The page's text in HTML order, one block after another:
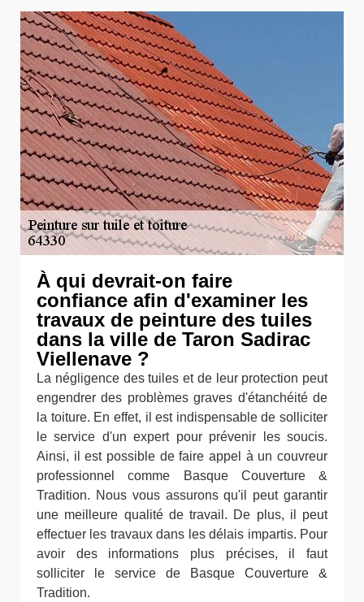
À qui devrait-on faire
confiance afin d'examiner les
travaux de peinture des tuiles
dans la ville de Taron Sadirac
Viellenave ?
La négligence des tuiles et de leur protection peut
engendrer des problèmes graves d'étanchéité de
la toiture. En effet, il est indispensable de solliciter
le service d'un expert pour prévenir les soucis.
Ainsi, il est possible de faire appel à un couvreur
professionnel comme Basque Couverture &
Tradition. Nous vous assurons qu'il peut garantir
une meilleure qualité de travail. De plus, il peut
effectuer les travaux dans les délais impartis. Pour
avoir des informations plus précises, il faut
solliciter le service de Basque Couverture &
Tradition.